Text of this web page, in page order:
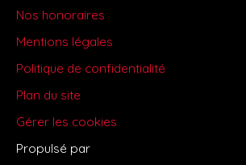
Nos honoraires
Mentions légales
Politique de confidentialité
Plan du site
Gérer les cookies
Propulsé par